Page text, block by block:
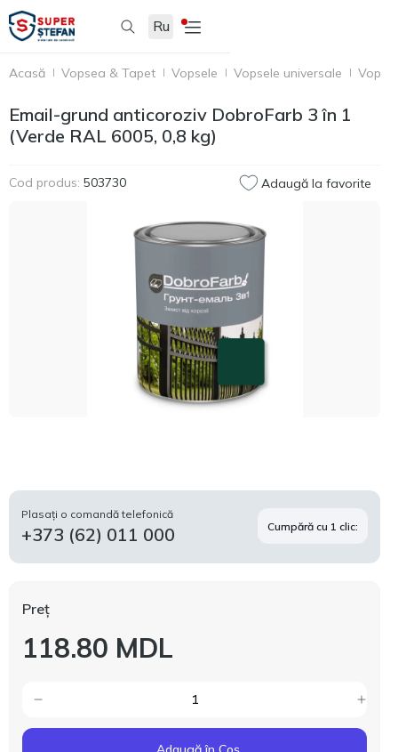
Ru
Acasă Vopsea & Tapet Vopsele Vopsele universale
Email-grund anticoroziv DobroFarb 3 în 1
(Verde RAL 6005, 0,8 kg)
Cod produs: 503730 Adaugă la favorite
Plasați o comandă telefonică
+373 (62) 011 000 Cumpără cu 1 clic:
Preț
118.80 MDL